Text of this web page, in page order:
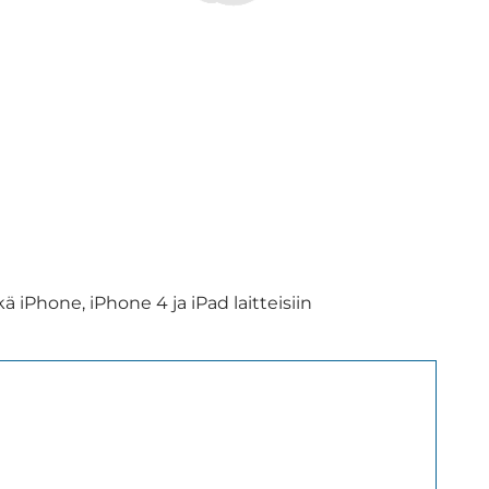
iPhone, iPhone 4 ja iPad laitteisiin